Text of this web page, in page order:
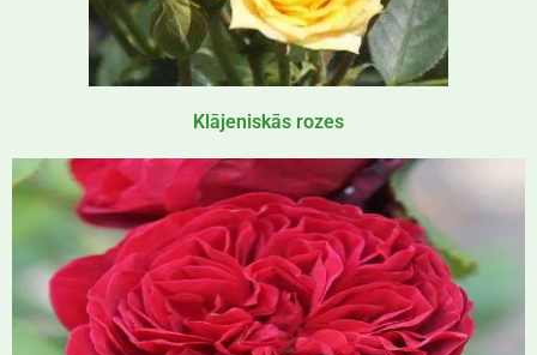
Klājeniskās rozes